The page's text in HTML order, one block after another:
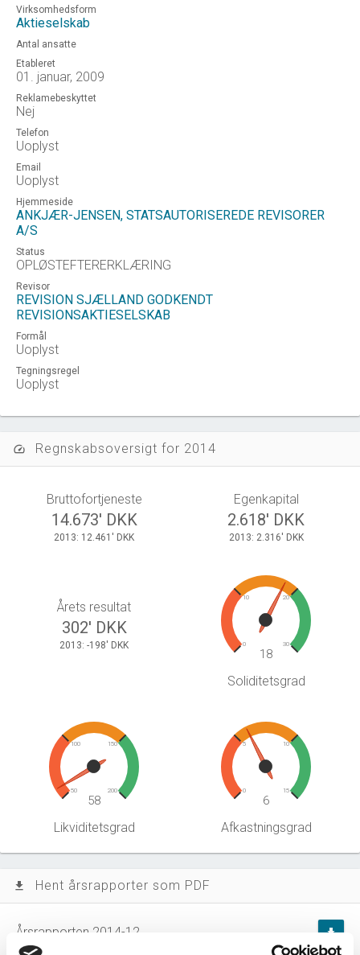
Virksomhedsform
Aktieselskab
Antal ansatte
Etableret
01. januar, 2009
Reklamebeskyttet
Nej
Telefon
Uoplyst
Email
Uoplyst
Hjemmeside
ANKJÆR-JENSEN, STATSAUTORISEREDE REVISORER
A/S
Status
OPLØSTEFTERERKLÆRING
Revisor
REVISION SJÆLLAND GODKENDT
REVISIONSAKTIESELSKAB
Formål
Uoplyst
Tegningsregel
Uoplyst
speed Regnskabsoversigt for 2014
Bruttofortjeneste
14.673' DKK
2013: 12.461' DKK
Egenkapital
2.618' DKK
2013: 2.316' DKK
Årets resultat
302' DKK
2013: -198' DKK 0
10 20
30
18
Soliditetsgrad
50
100 150
200
58
Likviditetsgrad
0
5 10
15
6
Afkastningsgrad
file_download Hent årsrapporter som PDF
Årsrapporten 2014-12 file_download